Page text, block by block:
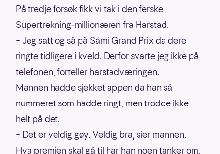
På tredje forsøk fikk vi tak i den ferske
Supertrekning-millionæren fra Harstad.
– Jeg satt og så på Sámi Grand Prix da dere
ringte tidligere i kveld. Derfor svarte jeg ikke på
telefonen, forteller harstadværingen.
Mannen hadde sjekket appen da han så
nummeret som hadde ringt, men trodde ikke
helt på det.
– Det er veldig gøy. Veldig bra, sier mannen.
Hva premien skal gå til har han noen tanker om,